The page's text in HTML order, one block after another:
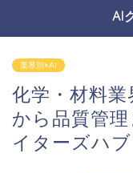
AI
業界別×AI
化学・材料
から品質管
イターズハブ